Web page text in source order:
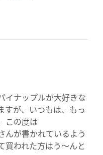
イナップルが大好きな
すが、いつもは、もっ
この度は
んが書かれているよう
買われた方はう～んと